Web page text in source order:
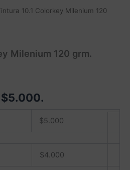
10.1 Colorkey Milenium 120
Milenium 120 grm.
$5.000.
$5.000
$4.000